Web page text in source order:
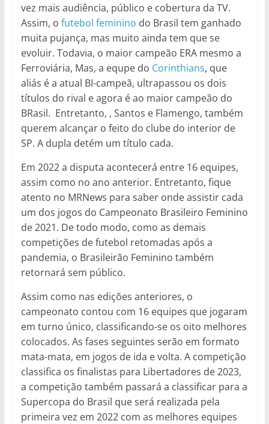
vez mais audiência, público e cobertura da TV.
Assim, o futebol feminino do Brasil tem ganhado
muita pujança, mas muito ainda tem que se
evoluir. Todavia, o maior campeão ERA mesmo a
Ferroviária, Mas, a equpe do Corinthians, que
aliás é a atual BI-campeã, ultrapassou os dois
títulos do rival e agora é ao maior campeão do
BRasil. Entretanto, , Santos e Flamengo, também
querem alcançar o feito do clube do interior de
SP. A dupla detém um título cada.
Em 2022 a disputa acontecerá entre 16 equipes,
assim como no ano anterior. Entretanto, fique
atento no MRNews para saber onde assistir cada
um dos jogos do Campeonato Brasileiro Feminino
de 2021. De todo modo, como as demais
competições de futebol retomadas após a
pandemia, o Brasileirão Feminino também
retornará sem público.
Assim como nas edições anteriores, o
campeonato contou com 16 equipes que jogaram
em turno único, classificando-se os oito melhores
colocados. As fases seguintes serão em formato
mata-mata, em jogos de ida e volta. A competição
classifica os finalistas para Libertadores de 2023,
a competição também passará a classificar para a
Supercopa do Brasil que será realizada pela
primeira vez em 2022 com as melhores equipes